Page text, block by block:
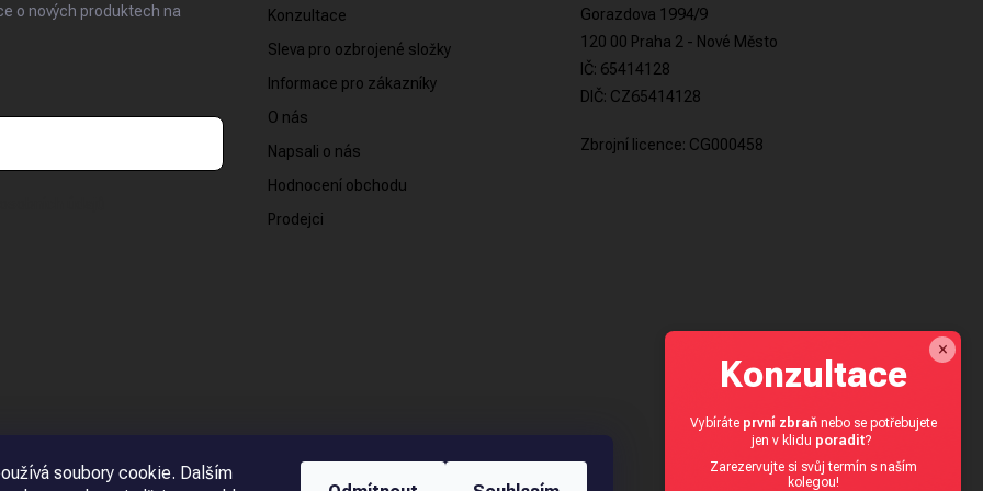
soubory cookie. Dalším
o nových produktech na
Konzultace
Sleva pro ozbrojené složky
Informace pro zákazníky
O nás
Napsali o nás
Hodnocení obchodu
Prodejci
Gorazdova 1994/9
120 00 Praha 2 - Nové Město
IČ: 65414128
DIČ: CZ65414128
Zbrojní licence: CG000458
×
Konzultace
Vybíráte první zbraňnebo se potřebujete
jen v klidu poradit?
Zarezervujte si svůj termín s naším
kolegou!